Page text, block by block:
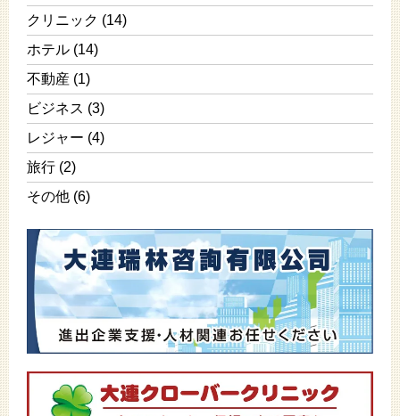
クリニック (14)
ホテル (14)
不動産 (1)
ビジネス (3)
レジャー (4)
旅行 (2)
その他 (6)